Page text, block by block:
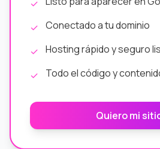
✓
✓ Conectado a tu dominio
✓ Hosting rápido y seguro
✓
Todo el código y
Quiero mi